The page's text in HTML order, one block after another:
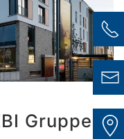
Gruppe